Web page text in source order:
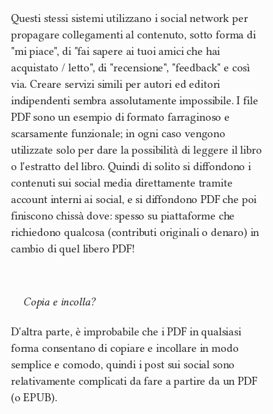
Questi stessi sistemi utilizzano i social network per
propagare collegamenti al contenuto, sotto forma di
"mi piace", di "fai sapere ai tuoi amici che hai
acquistato / letto", di "recensione", "feedback" e così
via. Creare servizi simili per autori ed editori
indipendenti sembra assolutamente impossibile. I file
PDF sono un esempio di formato farraginoso e
scarsamente funzionale; in ogni caso vengono
utilizzate solo per dare la possibilità di leggere il libro
o l'estratto del libro. Quindi di solito si diffondono i
contenuti sui social media direttamente tramite
account interni ai social, e si diffondono PDF che poi
finiscono chissà dove: spesso su piattaforme che
richiedono qualcosa (contributi originali o denaro) in
cambio di quel libero PDF!
Copia e incolla?
D'altra parte, è improbabile che i PDF in qualsiasi
forma consentano di copiare e incollare in modo
semplice e comodo, quindi i post sui social sono
relativamente complicati da fare a partire da un PDF
(o EPUB).